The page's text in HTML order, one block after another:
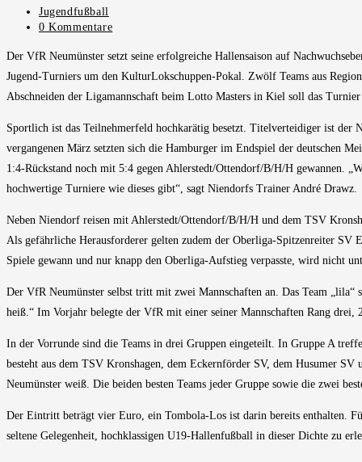
veröffentlicht:
Beitrags-
Kategorie:
Jugendfußball
Beitrags-
0 Kommentare
Der VfR Neumünster setzt seine erfolgreiche Hallensaison auf
Jugend-Turniers um den KulturLokschuppen-Pokal. Zwölf Teams aus
Abschneiden der Ligamannschaft beim Lotto Masters in Kiel soll das
Sportlich ist das Teilnehmerfeld hochkarätig besetzt. Titelverteidiger ist der
vergangenen März setzten sich die Hamburger im Endspiel der deutschen
1:4-Rückstand noch mit 5:4 gegen Ahlerstedt/Ottendorf/B/H/H gewannen.
hochwertige Turniere wie dieses gibt“, sagt Niendorfs Trainer André Drawz.
Neben Niendorf reisen mit Ahlerstedt/Ottendorf/B/H/H und dem TSV
Als gefährliche Herausforderer gelten zudem der Oberliga-Spitzenreiter SV
Spiele gewann und nur knapp den Oberliga-Aufstieg verpasste, wird nicht
Der VfR Neumünster selbst tritt mit zwei Mannschaften an. Das Team
heiß.“ Im Vorjahr belegte der VfR mit einer seiner Mannschaften Rang
In der Vorrunde sind die Teams in drei Gruppen eingeteilt. In Gruppe A
besteht aus dem TSV Kronshagen, dem Eckernförder SV, dem Husumer
Neumünster weiß. Die beiden besten Teams jeder Gruppe sowie die zwei
Der Eintritt beträgt vier Euro, ein Tombola-Los ist darin bereits enthalten.
seltene Gelegenheit, hochklassigen U19-Hallenfußball in dieser Dichte zu